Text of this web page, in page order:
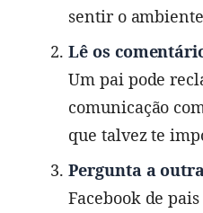
sentir o
Lê os
Um pai pode
comunicação
que talvez te
Pergunta a
Facebook de